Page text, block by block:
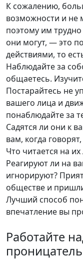
К сожалению,
возможности и не
поэтому им
они могут, — это
действиями, то
Наблюдайте за
общаетесь.
Постарайтесь не
вашего лица и
понаблюдайте за
Садятся ли они к
вам, когда
Что читается на
Реагируют ли на
игнорируют?
обществе и
Лучший способ
впечатление вы
Работайте